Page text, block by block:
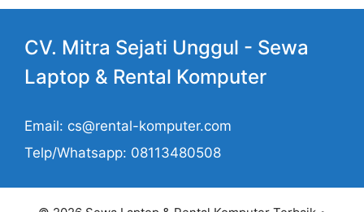
CV. Mitra Sejati Unggul - Sewa
Laptop & Rental Komputer
Email: cs@rental-komputer.com
Telp/Whatsapp: 08113480508